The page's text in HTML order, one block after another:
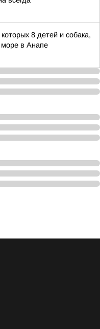
8 детей и собака,
море в Анапе